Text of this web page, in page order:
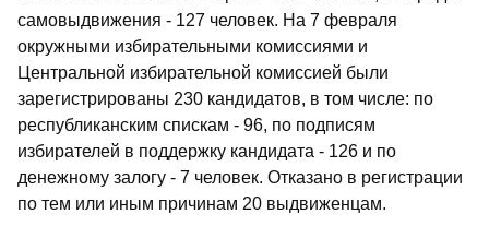
самовыдвижения - 127 человек. На 7 февраля
окружными избирательными комиссиями и
Центральной избирательной комиссией были
зарегистрированы 230 кандидатов, в том числе: по
республиканским спискам - 96, по подписям
избирателей в поддержку кандидата - 126 и по
денежному залогу - 7 человек. Отказано в регистрации
по тем или иным причинам 20 выдвиженцам.